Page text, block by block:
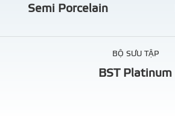
Semi Porcelain
BỘ SƯU TẬP
BST Platinum